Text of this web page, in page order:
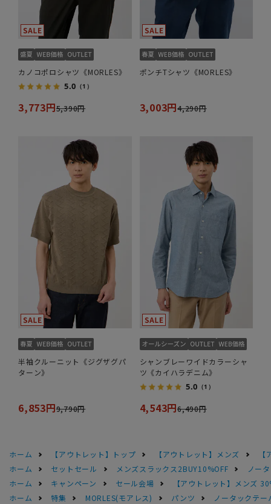
カノコポロシャツ《MORLES》
5.0 （1）
3,773円5,390円
ポンチTシャツ《MORLES》
3,003円4,290円
半袖クルーニット《ジグザグパ
ターン》
6,853円9,790円
シャンブレーワイドカラーシャ
ツ《カイハラデニム》
5.0 （1）
4,543円6,490円
ホーム 【アウトレット】トップ 【アウトレット】メンズ
ホーム
セットセール メンズスラックス2BUY10%OFF
ノー
ホーム
キャンペーン セール会場
【アウトレット】メンズ
ホーム
特集 MORLES(モアレス) パンツ ノータックテ